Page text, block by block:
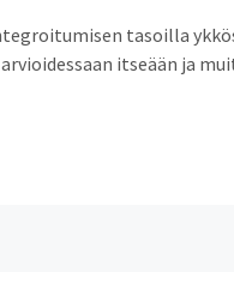
tasoilla
itseään ja